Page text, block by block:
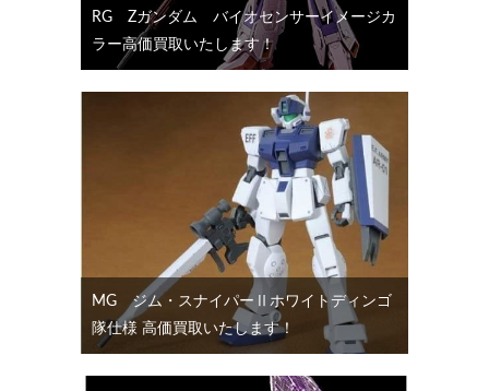
RG Ζガンダム バイオセンサーイメージカ
ラー高価買取いたします！
MG ジム・スナイパーⅡホワイトディンゴ
隊仕様 高価買取いたします！